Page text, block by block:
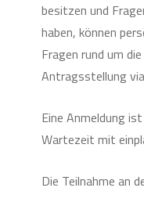
besitzen und
haben, können
Fragen rund um
Antragsstellung
Eine Anmeldung
Wartezeit mit
Die Teilnahme an